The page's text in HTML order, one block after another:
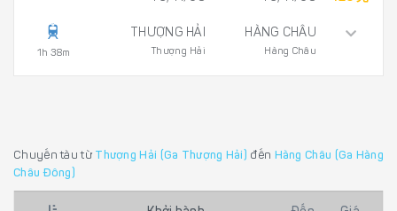
1h 38m
THƯỢNG HẢI
Thượng Hải
HÀNG CHÂU
Hàng Châu
Chuyến tàu từ Thượng Hải (Ga Thượng Hải) đến Hàng Châu (Ga Hàng
Châu Đông)